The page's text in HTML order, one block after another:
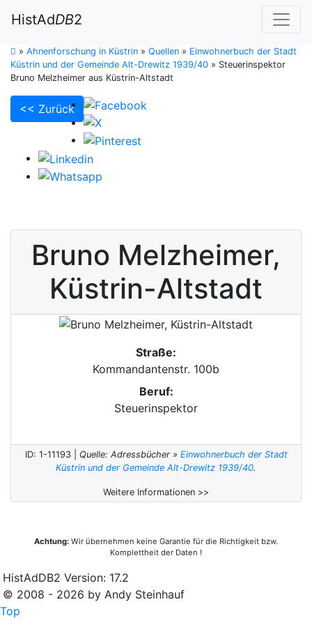
HistAdDB2
» Ahnenforschung in Küstrin » Quellen » Einwohnerbuch der Stadt
Küstrin und der Gemeinde Alt-Drewitz 1939/40 » Steuerinspektor
Bruno Melzheimer aus Küstrin-Altstadt
<< Zurück
Bruno Melzheimer,
Küstrin-Altstadt
Straße:
Kommandantenstr. 100b
Beruf:
Steuerinspektor
ID: 1-11193 | Quelle: Adressbücher » Einwohnerbuch der Stadt
Küstrin und der Gemeinde Alt-Drewitz 1939/40.
Weitere Informationen >>
Achtung: Wir übernehmen keine Garantie für die Richtigkeit bzw.
Komplettheit der Daten !
HistAdDB2 Version: 17.2
© 2008 - 2026 by Andy Steinhauf
Top